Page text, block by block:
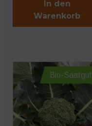
In den
Warenkorb
Bio-Saatgut